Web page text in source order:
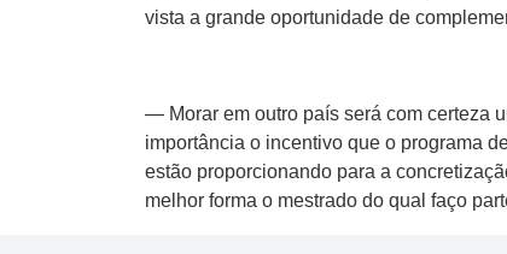
vista a grande oportunidade de
— Morar em outro país será com certeza
importância o incentivo que o programa
estão proporcionando para a
melhor forma o mestrado do qual faço